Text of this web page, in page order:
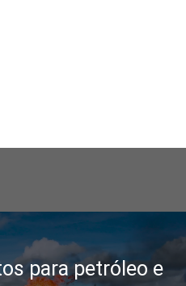
para petróleo e